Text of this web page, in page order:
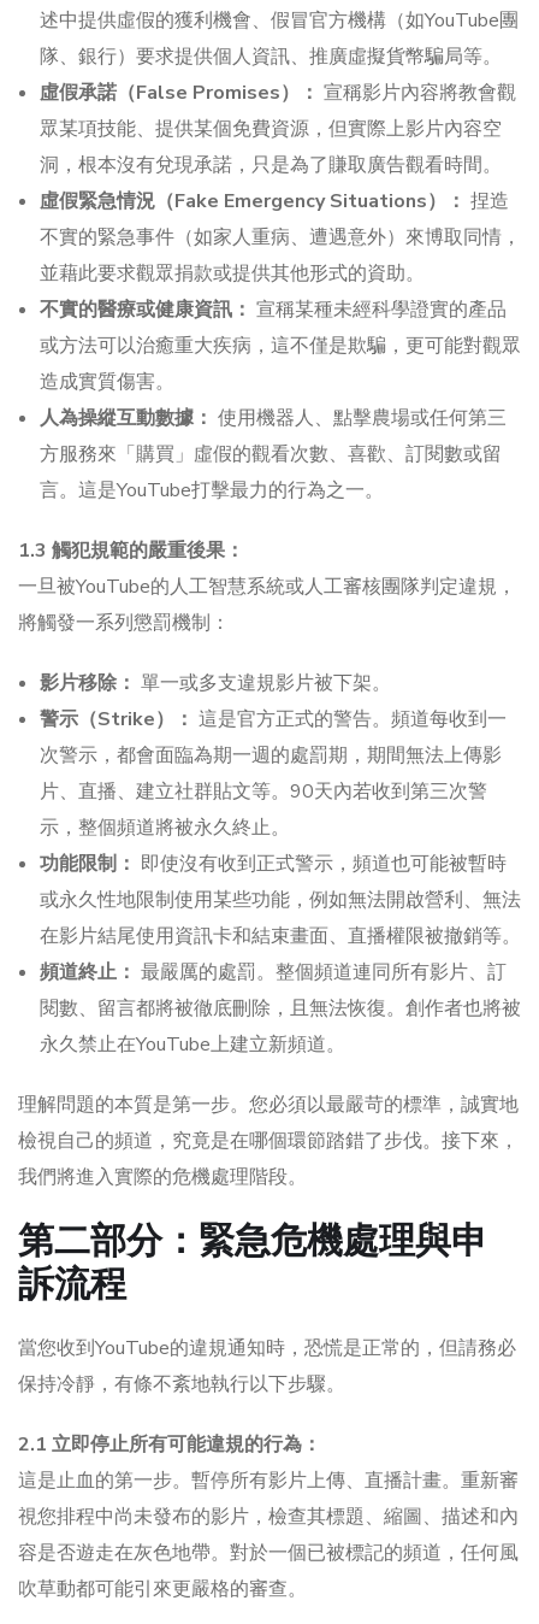
述中提供虛假的獲利機會、假冒官方機構（如YouTube團
隊、銀行）要求提供個人資訊、推廣虛擬貨幣騙局等。
虛假承諾（False Promises）： 宣稱影片內容將教會觀
眾某項技能、提供某個免費資源，但實際上影片內容空
洞，根本沒有兌現承諾，只是為了賺取廣告觀看時間。
虛假緊急情況（Fake Emergency Situations）： 捏造
不實的緊急事件（如家人重病、遭遇意外）來博取同情，
並藉此要求觀眾捐款或提供其他形式的資助。
不實的醫療或健康資訊： 宣稱某種未經科學證實的產品
或方法可以治癒重大疾病，這不僅是欺騙，更可能對觀眾
造成實質傷害。
人為操縱互動數據： 使用機器人、點擊農場或任何第三
方服務來「購買」虛假的觀看次數、喜歡、訂閱數或留
言。這是YouTube打擊最力的行為之一。
1.3 觸犯規範的嚴重後果：
一旦被YouTube的人工智慧系統或人工審核團隊判定違規，
將觸發一系列懲罰機制：
影片移除： 單一或多支違規影片被下架。
警示（Strike）： 這是官方正式的警告。頻道每收到一
次警示，都會面臨為期一週的處罰期，期間無法上傳影
片、直播、建立社群貼文等。90天內若收到第三次警
示，整個頻道將被永久終止。
功能限制： 即使沒有收到正式警示，頻道也可能被暫時
或永久性地限制使用某些功能，例如無法開啟營利、無法
在影片結尾使用資訊卡和結束畫面、直播權限被撤銷等。
頻道終止： 最嚴厲的處罰。整個頻道連同所有影片、訂
閱數、留言都將被徹底刪除，且無法恢復。創作者也將被
永久禁止在YouTube上建立新頻道。
理解問題的本質是第一步。您必須以最嚴苛的標準，誠實地
檢視自己的頻道，究竟是在哪個環節踏錯了步伐。接下來，
我們將進入實際的危機處理階段。
第二部分：緊急危機處理與申
訴流程
當您收到YouTube的違規通知時，恐慌是正常的，但請務必
保持冷靜，有條不紊地執行以下步驟。
2.1 立即停止所有可能違規的行為：
這是止血的第一步。暫停所有影片上傳、直播計畫。重新審
視您排程中尚未發布的影片，檢查其標題、縮圖、描述和內
容是否遊走在灰色地帶。對於一個已被標記的頻道，任何風
吹草動都可能引來更嚴格的審查。